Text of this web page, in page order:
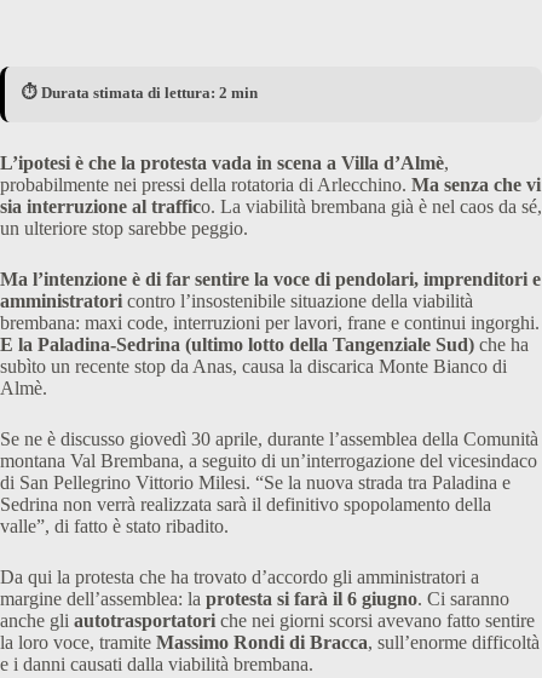
⏱️ Durata stimata di lettura: 2 min
L’ipotesi è che la protesta vada in scena a Villa d’Almè,
probabilmente nei pressi della rotatoria di Arlecchino. Ma senza che vi
sia interruzione al traffico. La viabilità brembana già è nel caos da sé,
un ulteriore stop sarebbe peggio.
Ma l’intenzione è di far sentire la voce di pendolari, imprenditori e
amministratori contro l’insostenibile situazione della viabilità
brembana: maxi code, interruzioni per lavori, frane e continui ingorghi.
E la Paladina-Sedrina (ultimo lotto della Tangenziale Sud) che ha
subìto un recente stop da Anas, causa la discarica Monte Bianco di
Almè.
Se ne è discusso giovedì 30 aprile, durante l’assemblea della Comunità
montana Val Brembana, a seguito di un’interrogazione del vicesindaco
di San Pellegrino Vittorio Milesi. “Se la nuova strada tra Paladina e
Sedrina non verrà realizzata sarà il definitivo spopolamento della
valle”, di fatto è stato ribadito.
Da qui la protesta che ha trovato d’accordo gli amministratori a
margine dell’assemblea: la protesta si farà il 6 giugno. Ci saranno
anche gli autotrasportatori che nei giorni scorsi avevano fatto sentire
la loro voce, tramite Massimo Rondi di Bracca, sull’enorme difficoltà
e i danni causati dalla viabilità brembana.